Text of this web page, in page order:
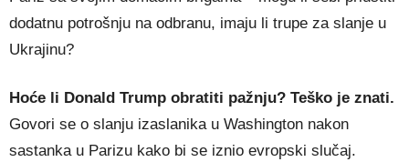
dodatnu potrošnju na odbranu, imaju li trupe za slanje u
Ukrajinu?
Hoće li Donald Trump obratiti pažnju? Teško je znati.
Govori se o slanju izaslanika u Washington nakon
sastanka u Parizu kako bi se iznio evropski slučaj.